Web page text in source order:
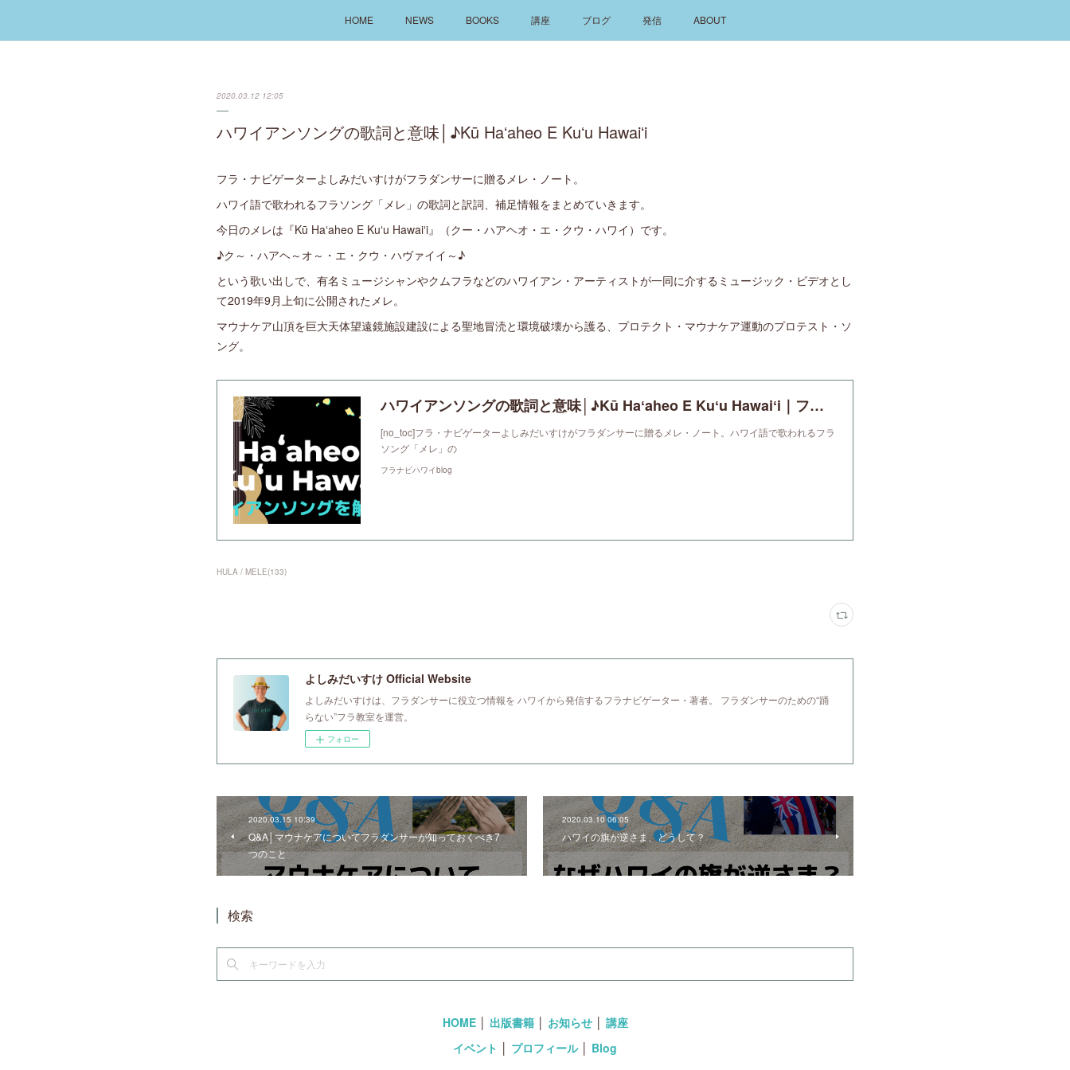
HOME NEWS BOOKS 講座 ブログ 発信 ABOUT
2020.03.12 12:05
ハワイアンソングの歌詞と意味│♪Kū Haʻaheo E Kuʻu Hawaiʻi
フラ・ナビゲーターよしみだいすけがフラダンサーに贈るメレ・ノート。
ハワイ語で歌われるフラソング「メレ」の歌詞と訳詞、補足情報をまとめていきます。
今日のメレは『Kū Haʻaheo E Kuʻu Hawaiʻi』（クー・ハアヘオ・エ・クウ・ハワイ）です。
♪ク～・ハアヘ～オ～・エ・クウ・ハヴァイイ～♪
という歌い出しで、有名ミュージシャンやクムフラなどのハワイアン・アーティストが一同に介するミュージック・ビデオとし
て2019年9月上旬に公開されたメレ。
マウナケア山頂を巨大天体望遠鏡施設建設による聖地冒涜と環境破壊から護る、プロテクト・マウナケア運動のプロテスト・ソ
ング。
ハワイアンソングの歌詞と意味│♪Kū Haʻaheo E Kuʻu Hawaiʻi｜フラナビハワイblog
[no_toc]フラ・ナビゲーターよしみだいすけがフラダンサーに贈るメレ・ノート。ハワイ語で歌われるフラ
ソング「メレ」の
フラナビハワイblog
HULA / MELE(133)
よしみだいすけ Official Website
よしみだいすけは、フラダンサーに役立つ情報を ハワイから発信するフラナビゲーター・著者。 フラダンサーのための“踊
らない”フラ教室を運営。
フォロー
2020.03.15 10:39
Q&A│マウナケアについてフラダンサーが知っておくべき7
つのこと
2020.03.10 06:05
ハワイの旗が逆さま、どうして？
検索
HOME│ 出版書籍│ お知らせ│ 講座
イベント
プロフィール│ Blog